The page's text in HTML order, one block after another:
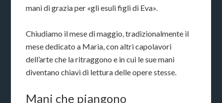
mani di grazia per «gli esuli figli di Eva».
Chiudiamo il mese di maggio, tradizionalmente il
mese dedicato a Maria, con altri capolavori
dell’arte che la ritraggono e in cui le sue mani
diventano chiavi di lettura delle opere stesse.
Mani che piangono